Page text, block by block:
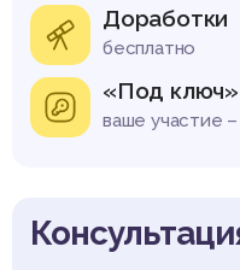
Доработки
бесплатно
«Под ключ»
ваше участие